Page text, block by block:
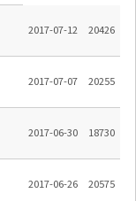
2017-07-12 20426
2017-07-07 20255
2017-06-30 18730
2017-06-26 20575